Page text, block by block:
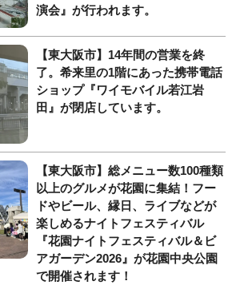
演会』が行われます。
【東大阪市】14年間の営業を終
了。希来里の1階にあった携帯電話
ショップ『ワイモバイル若江岩
田』が閉店しています。
【東大阪市】総メニュー数100種類
以上のグルメが花園に集結！フー
ドやビール、縁日、ライブなどが
楽しめるナイトフェスティバル
『花園ナイトフェスティバル＆ビ
アガーデン2026』が花園中央公園
で開催されます！